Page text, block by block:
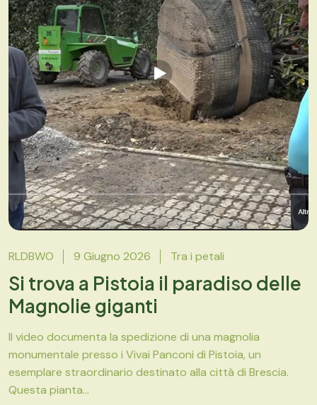
RLDBWO 9 Giugno 2026 Tra i petali
Si trova a Pistoia il paradiso delle
Magnolie giganti
Il video documenta la spedizione di una magnolia
monumentale presso i Vivai Panconi di Pistoia, un
esemplare straordinario destinato alla città di Brescia.
Questa pianta...